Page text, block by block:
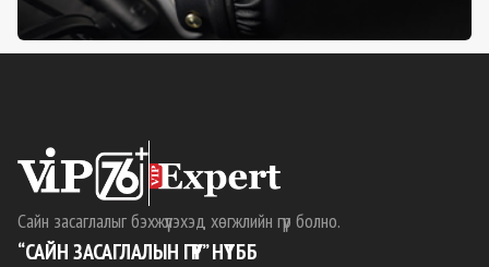
Сайн засаглалыг бэхжүүлэхэд хөгжлийн гүүр болно.
“САЙН ЗАСАГЛАЛЫН ГҮҮР” НҮТББ